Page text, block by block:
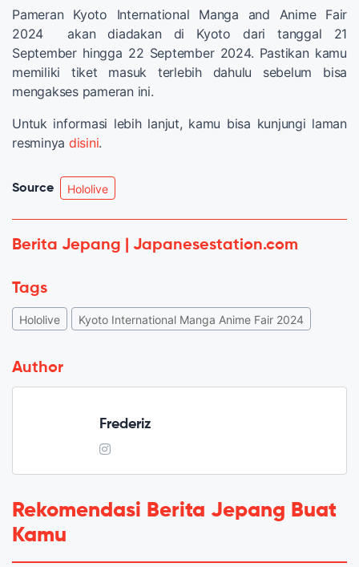
Pameran Kyoto International Manga and Anime Fair
2024 akan diadakan di Kyoto dari tanggal 21
September hingga 22 September 2024. Pastikan kamu
memiliki tiket masuk terlebih dahulu sebelum bisa
mengakses pameran ini.
Untuk informasi lebih lanjut, kamu bisa kunjungi laman
resminya disini.
Source Hololive
Berita Jepang | Japanesestation.com
Tags
Hololive Kyoto International Manga Anime Fair 2024
Author
Frederiz
Rekomendasi Berita Jepang Buat
Kamu